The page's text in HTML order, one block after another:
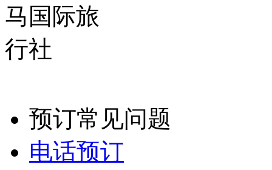
预订常见问题
电话预订